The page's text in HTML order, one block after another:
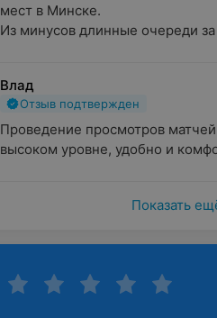
мест в Минске.
Из минусов длинные очереди
Влад
Отзыв подтвержден
Проведение просмотров
высоком уровне, удобно и
Показать